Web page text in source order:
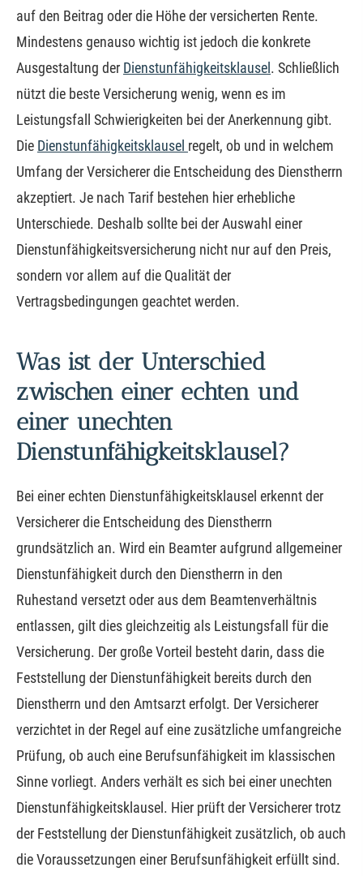
auf den Beitrag oder die Höhe der versicherten Rente.
Mindestens genauso wichtig ist jedoch die konkrete
Ausgestaltung der Dienstunfähigkeitsklausel . Schließlich
nützt die beste Versicherung wenig, wenn es im
Leistungsfall Schwierigkeiten bei der Anerkennung gibt.
Die Dienstunfähigkeitsklausel regelt, ob und in welchem
Umfang der Versicherer die Entscheidung des Dienstherrn
akzeptiert. Je nach Tarif bestehen hier erhebliche
Unterschiede. Deshalb sollte bei der Auswahl einer
Dienstunfähigkeitsversicherung nicht nur auf den Preis,
sondern vor allem auf die Qualität der
Vertragsbedingungen geachtet werden.
Was ist der Unterschied
zwischen einer echten und
einer unechten
Dienstunfähigkeitsklausel?
Bei einer echten Dienstunfähigkeitsklausel erkennt der
Versicherer die Entscheidung des Dienstherrn
grundsätzlich an. Wird ein Beamter aufgrund allgemeiner
Dienstunfähigkeit durch den Dienstherrn in den
Ruhestand versetzt oder aus dem Beamtenverhältnis
entlassen, gilt dies gleichzeitig als Leistungsfall für die
Versicherung. Der große Vorteil besteht darin, dass die
Feststellung der Dienstunfähigkeit bereits durch den
Dienstherrn und den Amtsarzt erfolgt. Der Versicherer
verzichtet in der Regel auf eine zusätzliche umfangreiche
Prüfung, ob auch eine Berufs­unfähig­keit im klassischen
Sinne vorliegt. Anders verhält es sich bei einer unechten
Dienstunfähigkeitsklausel. Hier prüft der Versicherer trotz
der Feststellung der Dienstunfähigkeit zusätzlich, ob auch
die Voraussetzungen einer Berufs­unfähig­keit erfüllt sind.